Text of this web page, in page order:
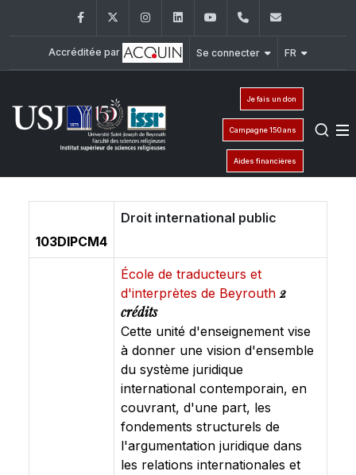
FacebookTwitter InstagramLinkedInYouTube+961 (1) 421 581
Accréditée par Se connecter FR
Je fais un don
Campagne 150 ans
Aides financières
103DIPCM4
Droit international public
École de traducteurs et
d'interprètes de Beyrouth2
crédits
Cette unité d'enseignement vise
à donner une vision d'ensemble
du système juridique
international contemporain, en
couvrant, d'une part, les
fondements structurels de
l'argumentation juridique dans
les relations internationales et